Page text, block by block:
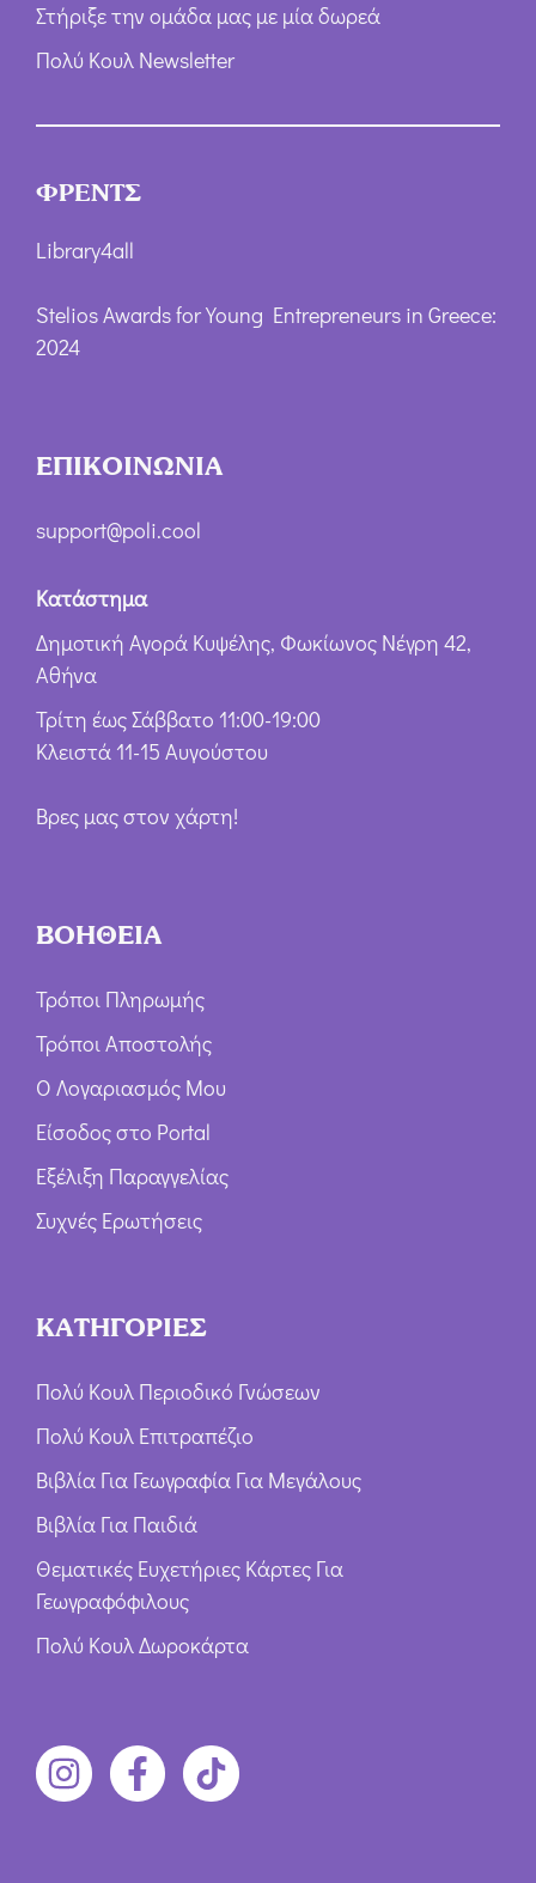
Στήριξε την ομάδα μας με μία δωρεά
Πολύ Κουλ Newsletter
ΦΡΕΝΤΣ
Library4all
Stelios Awards for Young Entrepreneurs in Greece:
2024
ΕΠΙΚΟΙΝΩΝΙΑ
support@poli.cool
Κατάστημα
Δημοτική Αγορά Κυψέλης, Φωκίωνος Νέγρη 42,
Αθήνα
Τρίτη έως Σάββατο 11:00-19:00
Κλειστά 11-15 Αυγούστου
Βρες μας στον χάρτη!
ΒΟΗΘΕΙΑ
Τρόποι Πληρωμής
Τρόποι Αποστολής
Ο Λογαριασμός Μου
Είσοδος στο Portal
Εξέλιξη Παραγγελίας
Συχνές Ερωτήσεις
ΚΑΤΗΓΟΡΙΕΣ
Πολύ Κουλ Περιοδικό Γνώσεων
Πολύ Κουλ Επιτραπέζιο
Βιβλία Για Γεωγραφία Για Μεγάλους
Βιβλία Για Παιδιά
Θεματικές Ευχετήριες Κάρτες Για
Γεωγραφόφιλους
Πολύ Κουλ Δωροκάρτα